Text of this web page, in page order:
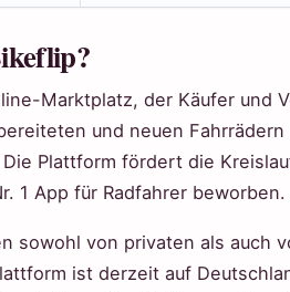
Marktplatz, der Käufer und
und neuen Fahrrädern
Plattform fördert die
1 App für Radfahrer beworben.
sowohl von privaten als auch
ist derzeit auf